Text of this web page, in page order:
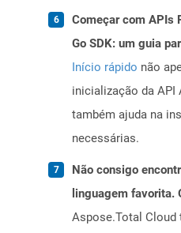
Começar com APIs
Go SDK: um guia
Início rápido não
inicialização da API
também ajuda na
necessárias.
Não consigo
linguagem favorita.
Aspose.Total Cloud